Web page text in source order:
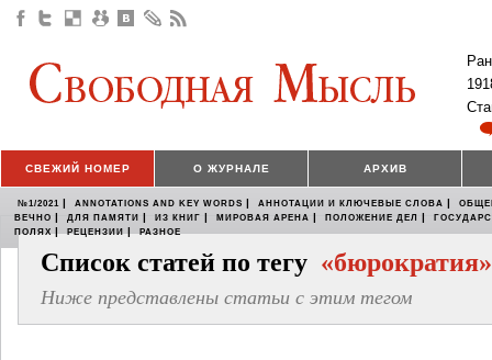
СВЕЖИЙ НОМЕР О ЖУРНАЛЕ АРХИВ
№1/2021 | ANNOTATIONS AND KEY WORDS | АННОТАЦИИ И КЛЮЧЕВЫЕ СЛОВА |
ВЕЧНО | ДЛЯ ПАМЯТИ | ИЗ КНИГ | МИРОВАЯ АРЕНА | ПОЛОЖЕНИЕ ДЕЛ |
ПОЛЯХ | РЕЦЕНЗИИ | РАЗНОЕ
Список статей по тегу «бюрократия»
Ниже представлены статьи с этим тегом